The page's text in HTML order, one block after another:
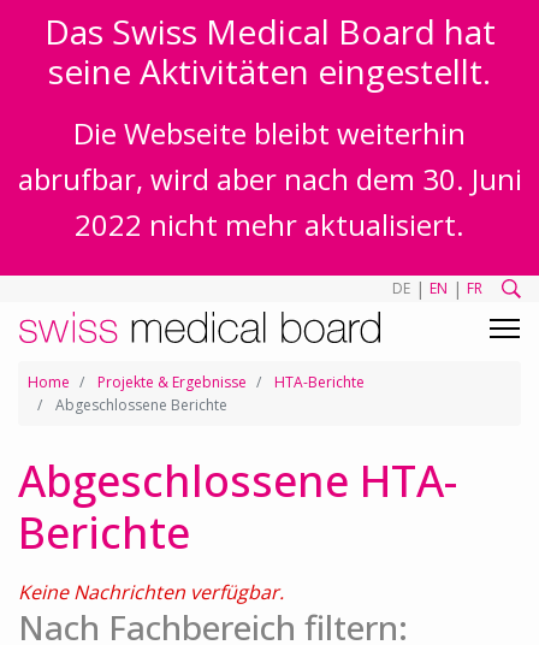
Das Swiss Medical Board hat
seine Aktivitäten eingestellt.
Die Webseite bleibt weiterhin
abrufbar, wird aber nach dem 30. Juni
2022 nicht mehr aktualisiert.
DE | EN | FR
Home Projekte & Ergebnisse
HTA-Berichte
Abgeschlossene Berichte
Abgeschlossene HTA-
Berichte
Keine Nachrichten verfügbar.
Nach Fachbereich filtern: